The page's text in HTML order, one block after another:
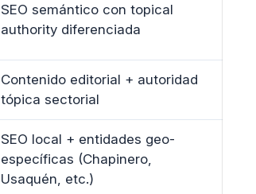
SEO semántico con topical
authority diferenciada
Contenido editorial + autoridad
tópica sectorial
SEO local + entidades geo-
específicas (Chapinero,
Usaquén, etc.)